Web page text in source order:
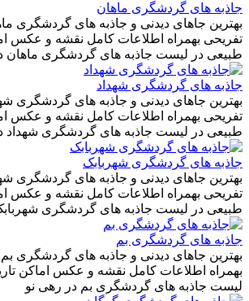
جاذبه های گردشگری ماهان
بهترین جاهای دیدنی و جاذبه های گردشگری
تفریحی بهمراه اطلاعات کامل نقشه و عکس
طبیعی در لیست جاذبه های گردشگری ماهان
جاذبه های گردشگری شهداد
بهترین جاهای دیدنی و جاذبه های گردشگری
تفریحی بهمراه اطلاعات کامل نقشه و عکس
طبیعی در لیست جاذبه های گردشگری شهداد
جاذبه های گردشگری شهربابک
بهترین جاهای دیدنی و جاذبه های گردشگری
تفریحی بهمراه اطلاعات کامل نقشه و عکس
طبیعی در لیست جاذبه های گردشگری
جاذبه های گردشگری بم
بهترین جاهای دیدنی و جاذبه های گردشگری
بهمراه اطلاعات کامل نقشه و عکس اماکن
لیست جاذبه های گردشگری بم در رهی نو